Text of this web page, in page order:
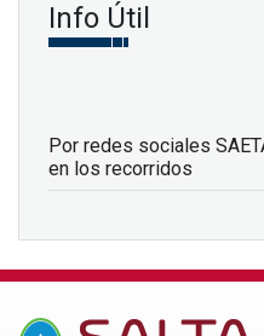
Info Útil
Por redes sociales
en los recorridos